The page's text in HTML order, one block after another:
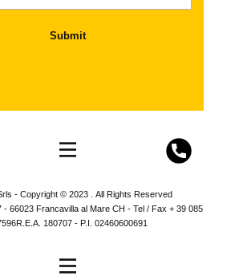
Submit
- Copyright © 2023 . All Rights Reserved
- 66023 Francavilla al Mare CH - Tel / Fax + 39 085
180707 - P.I. 02460600691